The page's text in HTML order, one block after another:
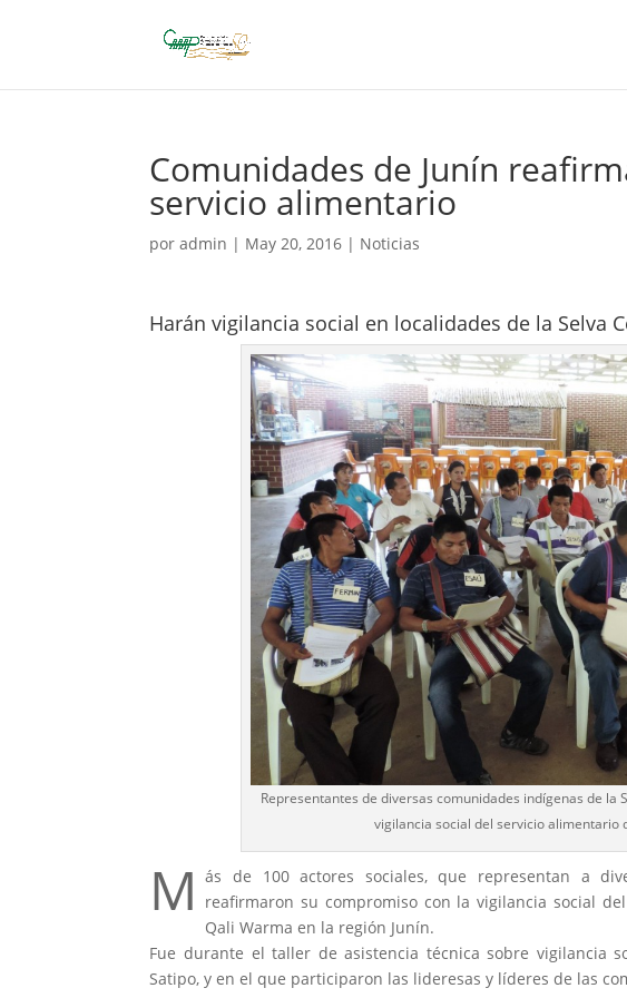
Comunidades de Junín
servicio alimentario
poradmin | May 20, 2016 | Noticias
Harán vigilancia social en localidades de la Selva
Representantes de diversas comunidades indígenas de
vigilancia social del servicio alimentario
M
ás de 100 actores sociales, que representan a
reafirmaron su compromiso con la vigilancia social
Qali Warma en la región Junín.
Fue durante el taller de asistencia técnica sobre vigilancia
Satipo, y en el que participaron las lideresas y líderes de las